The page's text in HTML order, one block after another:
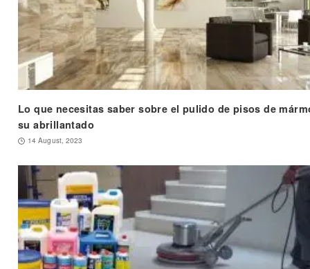
Lo que necesitas saber sobre el pulido de pisos de
su abrillantado
14 August, 2023